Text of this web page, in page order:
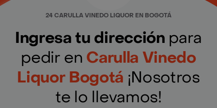
24 CARULLA VINEDO LIQUOR EN BOGOTÁ
Ingresa tu dirección para
pedir en Carulla Vinedo
Liquor Bogotá ¡Nosotros
te lo llevamos!